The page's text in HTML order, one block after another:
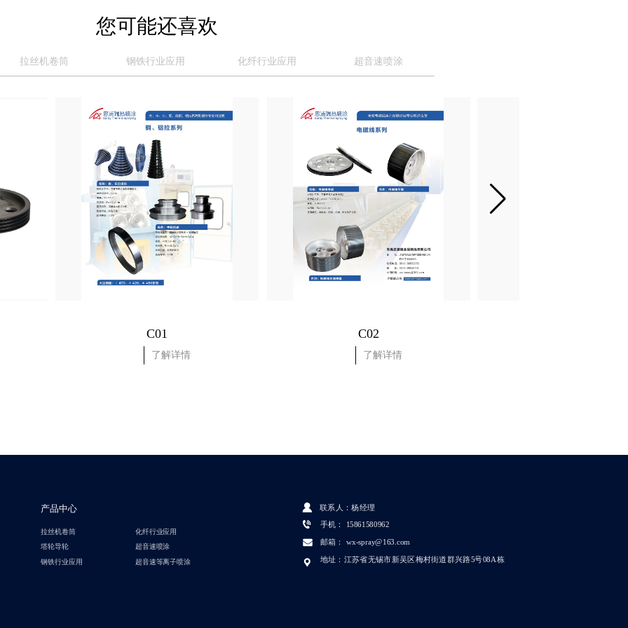
您可能还喜欢
拉丝机卷筒 钢铁行业应用 化纤行业应用 超音速喷涂
C01
了解详情
C02
了解详情
手机： 15861580962
邮箱： wx-spray@163.com
地址：江苏省无锡市新吴区梅村街道群兴路5号08A栋
产品中心
拉丝机卷筒
塔轮导轮
钢铁行业应用
联系人：杨经理
化纤行业应用
超音速喷涂
超音速等离子喷涂